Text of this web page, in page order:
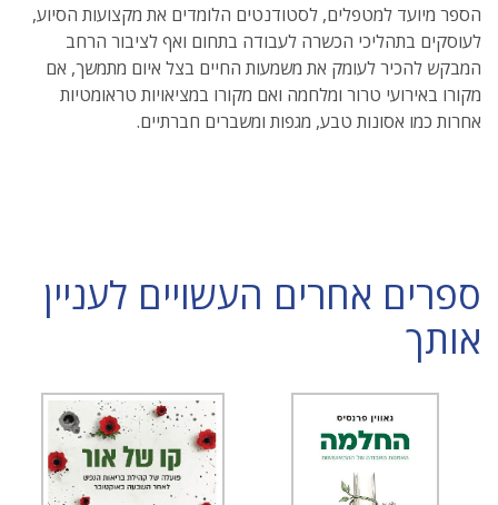
הספר מיועד למטפלים, לסטודנטים הלומדים את מקצועות הסיוע,
לעוסקים בתהליכי הכשרה לעבודה בתחום ואף לציבור הרחב
המבקש להכיר לעומק את משמעות החיים בצל איום מתמשך, אם
מקורו באירועי טרור ומלחמה ואם מקורו במציאויות טראומטיות
אחרות כמו אסונות טבע, מגפות ומשברים חברתיים.
ספרים אחרים העשויים לעניין
אותך